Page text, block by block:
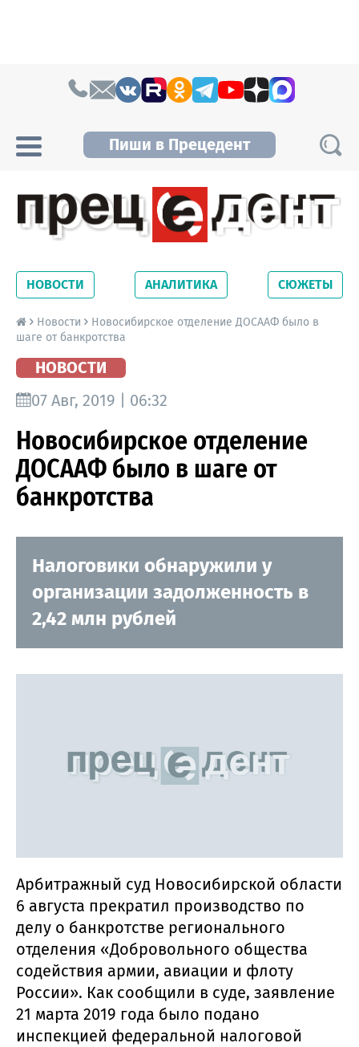
Пиши в Прецедент
Новосибирской области. Читайте свежие
новости на сайте сетевого издания
Precedent.
НОВОСТИ АНАЛИТИКА СЮЖЕТЫ
Новости
Новосибирское отделение ДОСААФ было в
шаге от банкротства
НОВОСТИ
07 Авг, 2019 | 06:32
Новосибирское отделение
ДОСААФ было в шаге от
банкротства
Налоговики обнаружили у
организации задолженность в
2,42 млн рублей
Арбитражный суд Новосибирской области
6 августа прекратил производство по
делу о банкротстве регионального
отделения «Добровольного общества
содействия армии, авиации и флоту
России». Как сообщили в суде, заявление
21 марта 2019 года было подано
инспекцией федеральной налоговой